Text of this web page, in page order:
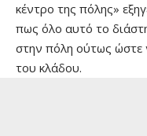
κέντρο της πόλης»
πως όλο αυτό το
στην πόλη ούτως ώστε
του κλάδου.